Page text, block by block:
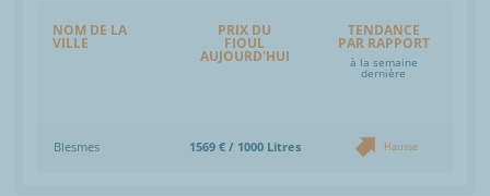
NOM DE LA
VILLE
PRIX DU
FIOUL
AUJOURD'HUI
TENDANCE
PAR RAPPORT
à la semaine
dernière
Blesmes 1569 € / 1000 Litres Hausse